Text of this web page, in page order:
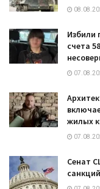
Избили
счета
жилых
Сенат